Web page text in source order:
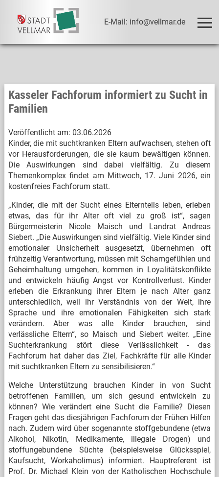
E-Mail: info@vellmar.de
Kasseler Fachforum informiert zu Sucht in
Familien
Veröffentlicht am: 03.06.2026
Kinder, die mit suchtkranken Eltern aufwachsen, stehen oft
vor Herausforderungen, die sie kaum bewältigen können.
Die Auswirkungen sind dabei vielfältig. Zu diesem
Themenkomplex findet am Mittwoch, 17. Juni 2026, ein
kostenfreies Fachforum statt.
„Kinder, die mit der Sucht eines Elternteils leben, erleben
etwas, das für ihr Alter oft viel zu groß ist“, sagen
Bürgermeisterin Nicole Maisch und Landrat Andreas
Siebert. „Die Auswirkungen sind vielfältig. Viele Kinder sind
emotionaler Unsicherheit ausgesetzt, übernehmen oft
frühzeitig Verantwortung, müssen mit Schamgefühlen und
Geheimhaltung umgehen, kommen in Loyalitätskonflikte
und entwickeln häufig Angst vor Kontrollverlust. Kinder
erleben die Erkrankung ihrer Eltern je nach Alter ganz
unterschiedlich, weil ihr Verständnis von der Welt, ihre
Sprache und ihre emotionalen Fähigkeiten sich stark
verändern. Aber was alle Kinder brauchen, sind
verlässliche Eltern“, so Maisch und Siebert weiter. „Eine
Suchterkrankung stört diese Verlässlichkeit - das
Fachforum hat daher das Ziel, Fachkräfte für alle Kinder
mit suchtkranken Eltern zu sensibilisieren.“
Welche Unterstützung brauchen Kinder in von Sucht
betroffenen Familien, um sich gesund entwickeln zu
können? Wie verändert eine Sucht die Familie? Diesen
Fragen geht das diesjährigen Fachforum der Frühen Hilfen
nach. Zudem wird über sogenannte stoffgebundene (etwa
Alkohol, Nikotin, Medikamente, illegale Drogen) und
stoffungebundene Süchte (beispielsweise Glücksspiel,
Kaufsucht, Workaholimus) informiert. Hauptreferent ist
Prof. Dr. Michael Klein von der Katholischen Hochschule